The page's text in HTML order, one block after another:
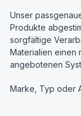
Unser
Produkte
sorgfältige
Materialien einen
angebotenen
Marke, Typ oder